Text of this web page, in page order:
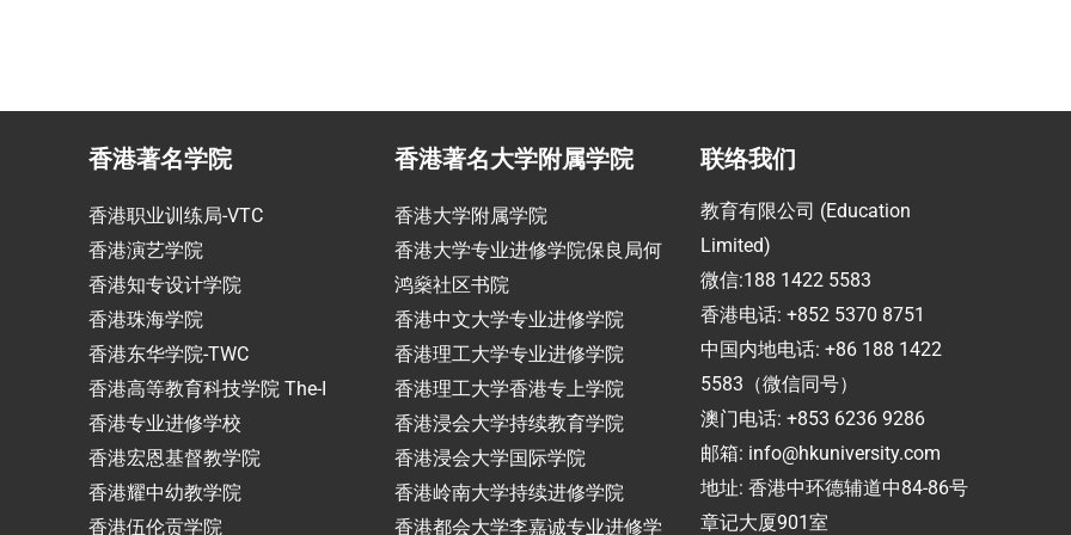
香港著名学院
香港职业训练局-VTC
香港演艺学院
香港知专设计学院
香港珠海学院
香港东华学院-TWC
香港高等教育科技学院 The-I
香港专业进修学校
香港宏恩基督教学院
香港耀中幼教学院
香港伍伦贡学院
香港著名大学附属学院
香港大学附属学院
香港大学专业进修学院保良局何
鸿燊社区书院
香港中文大学专业进修学院
香港理工大学专业进修学院
香港理工大学香港专上学院
香港浸会大学持续教育学院
香港浸会大学国际学院
香港岭南大学持续进修学院
香港都会大学李嘉诚专业进修学
联络我们
教育有限公司 (Education
Limited)
微信:188 1422 5583
香港电话: +852 5370 8751
中国内地电话: +86 188 1422
5583（微信同号）
澳门电话: +853 6236 9286
邮箱: info@hkuniversity.com
地址: 香港中环德辅道中84-86号
章记大厦901室